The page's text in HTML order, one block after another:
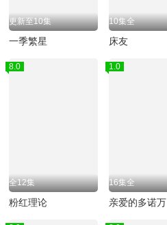
更新至10集
一季繁星
10集全
床友
8.0
全12集
粉红理论
1.0
16集全
亲爱的多诺万